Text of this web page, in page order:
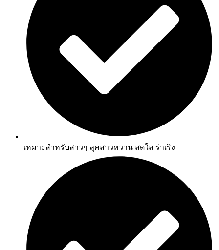
เหมาะสำหรับสาวๆ ลุคสาวหวาน สดใส ร่าเริง